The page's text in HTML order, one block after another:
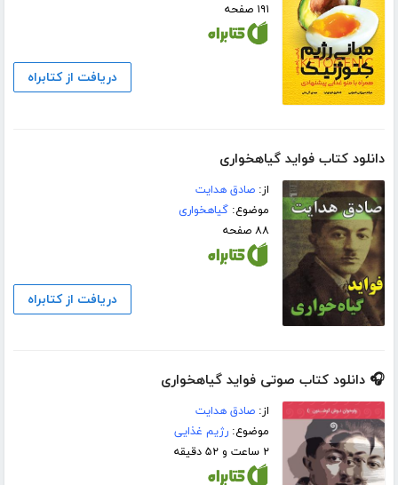
۱۹۱ صفحه
دریافت از کتابراه
دانلود کتاب فواید گیاهخواری
از:صادق هدایت
موضوع:گیاهخواری
۸۸ صفحه
دریافت از کتابراه
🎧 دانلود کتاب صوتی فواید گیاهخواری
از:صادق هدایت
موضوع:رژیم غذایی
۲ ساعت و ۵۲ دقیقه